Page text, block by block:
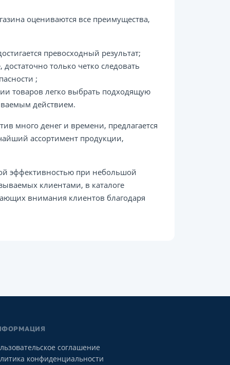
оцениваются все преимущества,
превосходный результат;
только четко следовать
;
товаров легко выбрать подходящую
действием.
много денег и времени, предлагается
ассортимент продукции,
эффективностью при небольшой
клиентами, в каталоге
внимания клиентов благодаря
соглашение
конфиденциальности